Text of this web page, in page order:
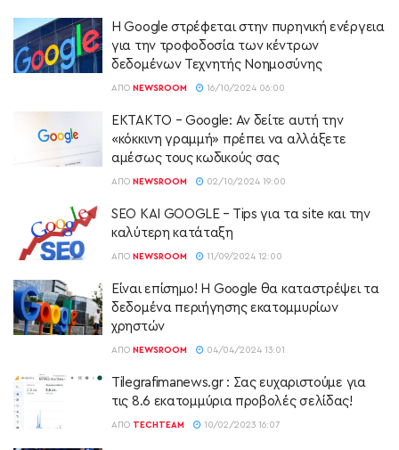
Η Google στρέφεται στην πυρηνική ενέργεια
για την τροφοδοσία των κέντρων
δεδομένων Τεχνητής Νοημοσύνης
ΑΠΌ NEWSROOM 16/10/2024 06:00
ΕΚΤΑΚΤΟ – Google: Αν δείτε αυτή την
«κόκκινη γραμμή» πρέπει να αλλάξετε
αμέσως τους κωδικούς σας
ΑΠΌ NEWSROOM 02/10/2024 19:00
SEO ΚΑΙ GOOGLE – Tips για τα site και την
καλύτερη κατάταξη
ΑΠΌ NEWSROOM 11/09/2024 12:00
Είναι επίσημο! Η Google θα καταστρέψει τα
δεδομένα περιήγησης εκατομμυρίων
χρηστών
ΑΠΌ NEWSROOM 04/04/2024 13:01
Tilegrafimanews.gr : Σας ευχαριστούμε για
τις 8.6 εκατομμύρια προβολές σελίδας!
ΑΠΌ TECHTEAM 10/02/2023 16:07